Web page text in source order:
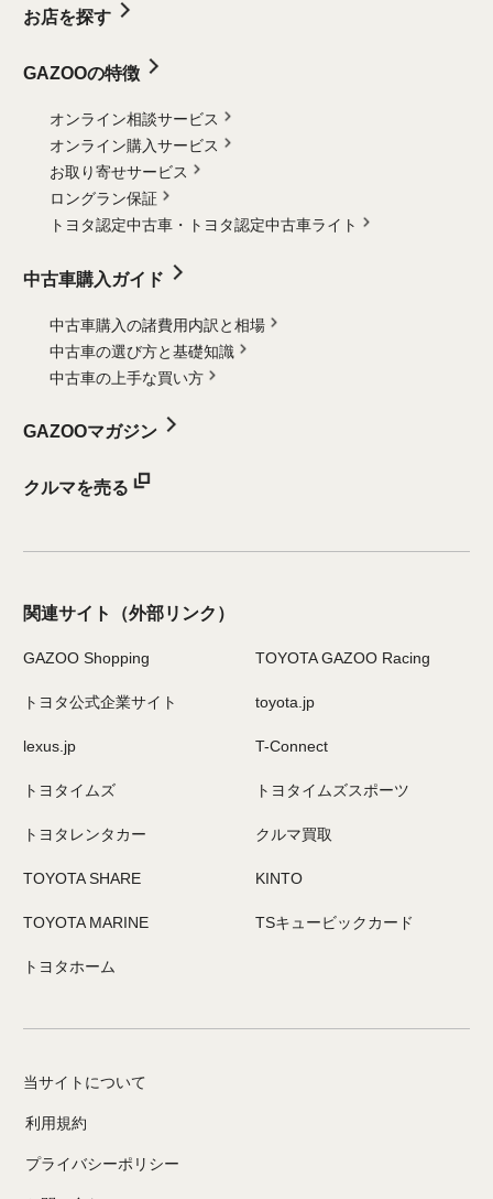
お店を探す
GAZOOの特徴
オンライン相談サービス
オンライン購入サービス
お取り寄せサービス
ロングラン保証
トヨタ認定中古車・
トヨタ認定中古車ライト
中古車購入ガイド
中古車購入の諸費用内訳と相場
中古車の選び方と基礎知識
中古車の上手な買い方
GAZOOマガジン
クルマを売る
関連サイト （外部リンク）
GAZOO Shopping TOYOTA GAZOO Racing
トヨタ公式企業サイト toyota.jp
lexus.jp T-Connect
トヨタイムズ トヨタイムズスポーツ
トヨタレンタカー クルマ買取
TOYOTA SHARE KINTO
TOYOTA MARINE TSキュービックカード
トヨタホーム
当サイトについて
利用規約
プライバシーポリシー